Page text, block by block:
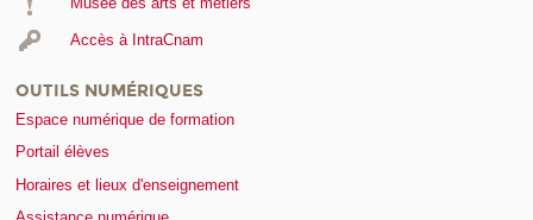
Accès à IntraCnam
OUTILS NUMÉRIQUES
Espace numérique de formation
Portail élèves
Horaires et lieux d'enseignement